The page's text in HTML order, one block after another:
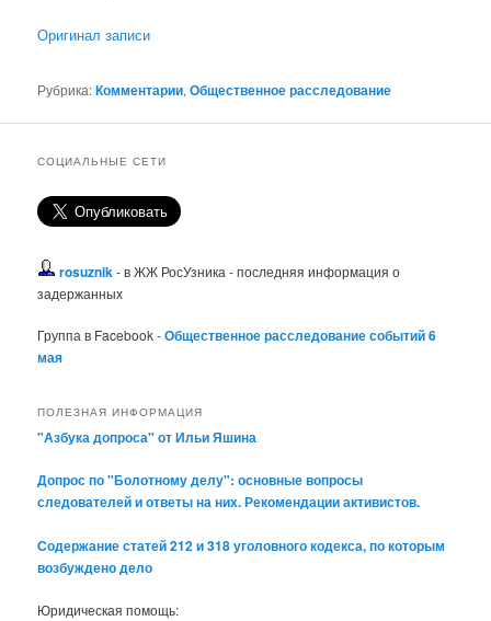
Оригинал записи
Рубрика:Комментарии,Общественное расследование
СОЦИАЛЬНЫЕ СЕТИ
rosuznik- в ЖЖ РосУзника - последняя информация о
задержанных
Группа в Facebook -Общественное расследование событий 6
мая
ПОЛЕЗНАЯ ИНФОРМАЦИЯ
"Азбука допроса" от Ильи Яшина
Допрос по "Болотному делу": основные вопросы
следователей и ответы на них. Рекомендации активистов.
Содержание статей 212 и 318 уголовного кодекса, по которым
возбуждено дело
Юридическая помощь: